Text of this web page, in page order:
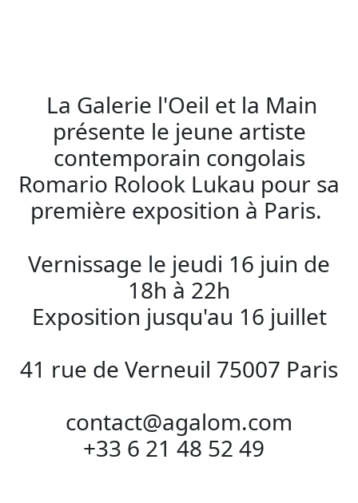
La Galerie l'Oeil et la Main
présente le jeune artiste
contemporain congolais
Romario Rolook Lukau pour sa
première exposition à Paris.
Vernissage le jeudi 16 juin de
18h à 22h
Exposition jusqu'au 16 juillet
41 rue de Verneuil 75007 Paris
contact@agalom.com
+33 6 21 48 52 49